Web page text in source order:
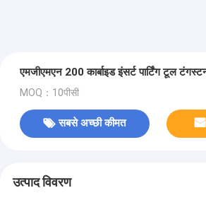
एमजीएमएन 200 कार्बाइड इंसर्ट पार्टिंग टूल
MOQ：10पीसी
सबसे अच्छी कीमत
उत्पाद विवरण